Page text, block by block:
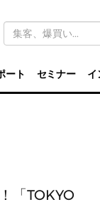
キ
ワ
ド
検
索
ート セミナー イ
「TOKYO